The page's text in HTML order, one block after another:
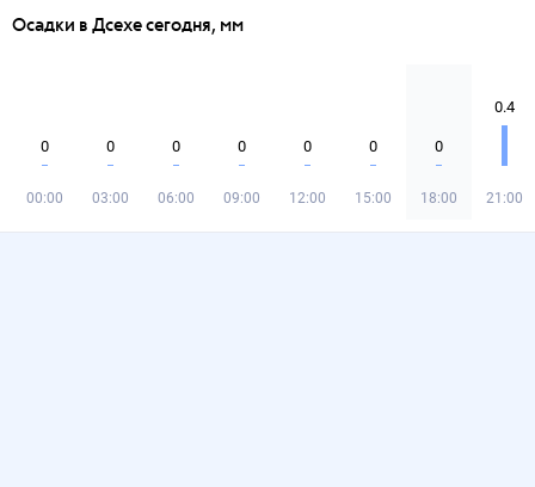
Осадки в Дсехе сегодня, мм
0
00:00
0
03:00
0
06:00
0
09:00
0
12:00
0
15:00
0
18:00
0.4
21:00